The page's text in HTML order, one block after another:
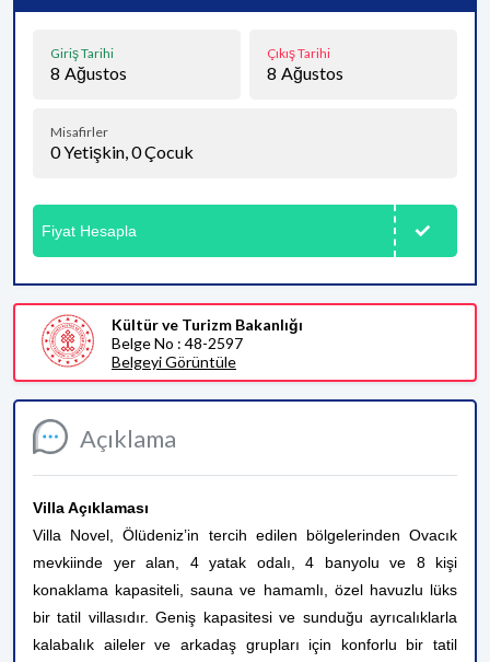
Açıklama
Villa Açıklaması
Villa Novel, Ölüdeniz’in tercih edilen bölgelerinden Ovacık
mevkiinde yer alan, 4 yatak odalı, 4 banyolu ve 8 kişi
konaklama kapasiteli, sauna ve hamamlı, özel havuzlu lüks
bir tatil villasıdır. Geniş kapasitesi ve sunduğu ayrıcalıklarla
kalabalık aileler ve arkadaş grupları için konforlu bir tatil
Giriş Tarihi
8 Ağustos
Çıkış Tarihi
8 Ağustos
Misafirler
0Yetişkin,0Çocuk
Fiyat Hesapla
Kültür ve Turizm Bakanlığı
Belge No : 48-2597
Belgeyi Görüntüle